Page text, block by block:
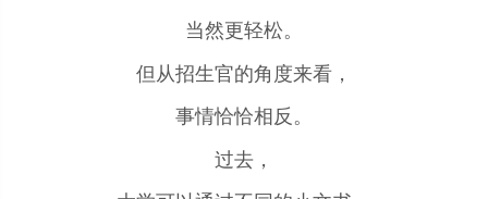
当然更轻松。
但从招生官的角度来看，
事情恰恰相反。
过去，